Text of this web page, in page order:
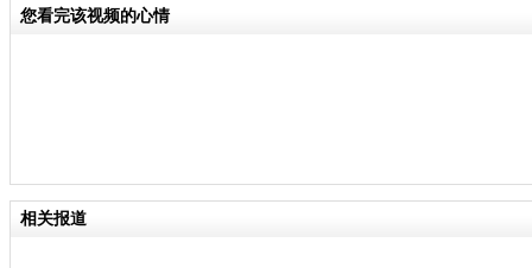
您看完该视频的心情
相关报道